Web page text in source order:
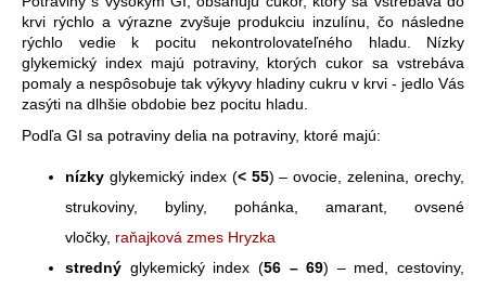
krvi rýchlo a výrazne zvyšuje produkciu inzulínu, čo následne
rýchlo vedie k pocitu nekontrolovateľného hladu. Nízky
glykemický index majú potraviny, ktorých cukor sa vstrebáva
pomaly a nespôsobuje tak výkyvy hladiny cukru v krvi - jedlo Vás
zasýti na dlhšie obdobie bez pocitu hladu.
Podľa GI sa potraviny delia na potraviny, ktoré majú:
nízky glykemický index (< 55) – ovocie, zelenina, orechy,
strukoviny, byliny, pohánka, amarant, ovsené
vločky, raňajková zmes Hryzka
stredný glykemický index (56 – 69) – med, cestoviny,